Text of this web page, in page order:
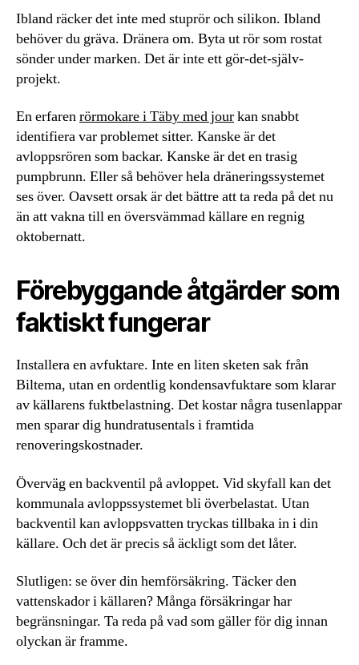
Ibland räcker det inte med stuprör och silikon. Ibland
behöver du gräva. Dränera om. Byta ut rör som rostat
sönder under marken. Det är inte ett gör-det-själv-
projekt.
En erfarenrörmokare i Täby med jourkan snabbt
identifiera var problemet sitter. Kanske är det
avloppsrören som backar. Kanske är det en trasig
pumpbrunn. Eller så behöver hela dräneringssystemet
ses över. Oavsett orsak är det bättre att ta reda på det nu
än att vakna till en översvämmad källare en regnig
oktobernatt.
Förebyggande åtgärder som
faktiskt fungerar
Installera en avfuktare. Inte en liten sketen sak från
Biltema, utan en ordentlig kondensavfuktare som klarar
av källarens fuktbelastning. Det kostar några tusenlappar
men sparar dig hundratusentals i framtida
renoveringskostnader.
Överväg en backventil på avloppet. Vid skyfall kan det
kommunala avloppssystemet bli överbelastat. Utan
backventil kan avloppsvatten tryckas tillbaka in i din
källare. Och det är precis så äckligt som det låter.
Slutligen: se över din hemförsäkring. Täcker den
vattenskador i källaren? Många försäkringar har
begränsningar. Ta reda på vad som gäller för dig innan
olyckan är framme.